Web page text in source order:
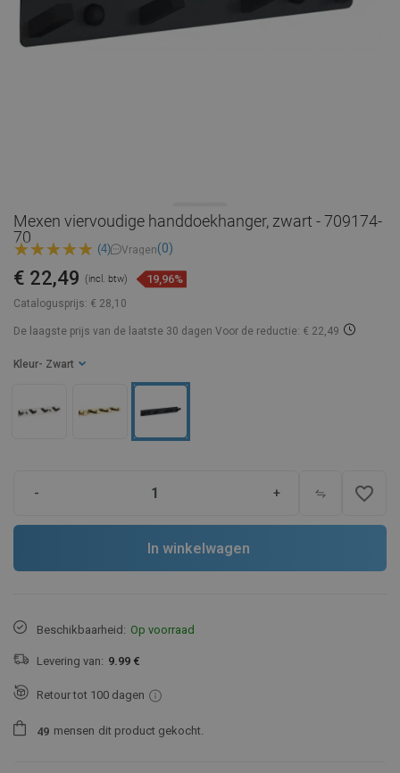
Mexen viervoudige handdoekhanger, zwart - 709174-
70
(4) Vragen(0)
Catalogusprijs: € 28,10
€ 22,49 (incl. btw) 19,96%
De laagste prijs van de laatste 30 dagen Voor de reductie: € 22,49
Kleur - Zwart
- + favorite_border
In winkelwagen
Beschikbaarheid: Op voorraad
Levering van: 9.99 €
Retour tot 100 dagen
49 mensen dit product gekocht.